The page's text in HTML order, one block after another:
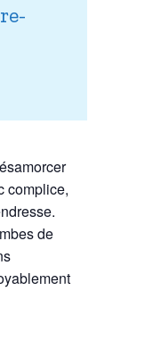
complice,
de